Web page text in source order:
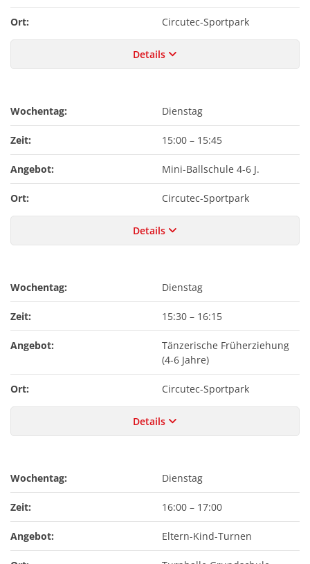
Ort: Circutec-Sportpark
Details
Wochentag: Dienstag
Zeit: 15:00 – 15:45
Angebot: Mini-Ballschule 4-6 J.
Ort: Circutec-Sportpark
Details
Wochentag: Dienstag
Zeit: 15:30 – 16:15
Angebot:
Tänzerische Früherziehung
(4-6 Jahre)
Ort: Circutec-Sportpark
Details
Wochentag: Dienstag
Zeit: 16:00 – 17:00
Angebot: Eltern-Kind-Turnen